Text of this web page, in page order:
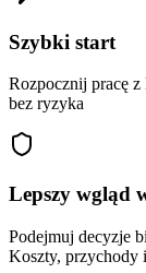
Szybki start
Rozpocznij pracę
bez ryzyka
Lepszy wgląd
Podejmuj decyzje
Koszty, przychody